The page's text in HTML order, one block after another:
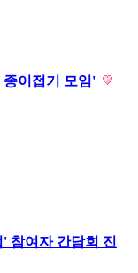
종이접기 모임'
참여자 간담회 진